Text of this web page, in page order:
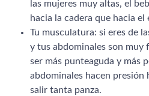
las mujeres muy altas, el
hacia la cadera que hacia el
Tu musculatura: si eres de
y tus abdominales son muy
ser más punteaguda y más
abdominales hacen presión
salir tanta panza.